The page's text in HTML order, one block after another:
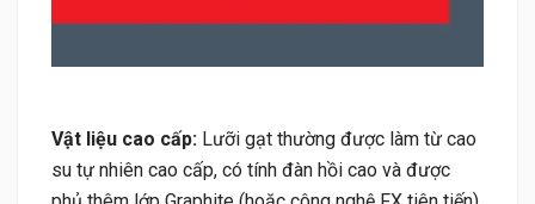
Vật liệu cao cấp: Lưỡi gạt thường được làm từ cao
su tự nhiên cao cấp, có tính đàn hồi cao và được